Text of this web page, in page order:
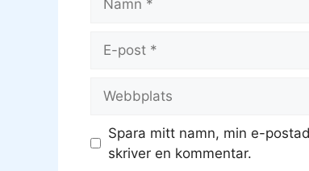
post
Spara mitt namn, min e-
skriver en kommentar.